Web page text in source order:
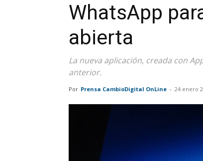
WhatsApp
abierta
La nueva aplicación, creada con
anterior.
Por Prensa CambioDigital OnLine - 24 enero